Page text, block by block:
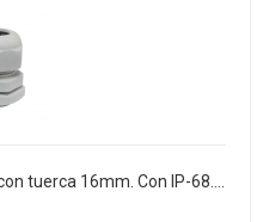
[PG-16] Prensaestopa plástica con tuerca 16mm. Con IP-68. Bolsa x 100